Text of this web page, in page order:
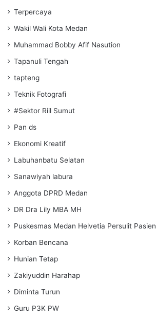
Terpercaya
Wakil Wali Kota Medan
Muhammad Bobby Afif Nasution
Tapanuli Tengah
tapteng
Teknik Fotografi
#Sektor Riil Sumut
Pan ds
Ekonomi Kreatif
Labuhanbatu Selatan
Sanawiyah labura
Anggota DPRD Medan
DR Dra Lily MBA MH
Puskesmas Medan Helvetia Persulit Pasien
Korban Bencana
Hunian Tetap
Zakiyuddin Harahap
Diminta Turun
Guru P3K PW